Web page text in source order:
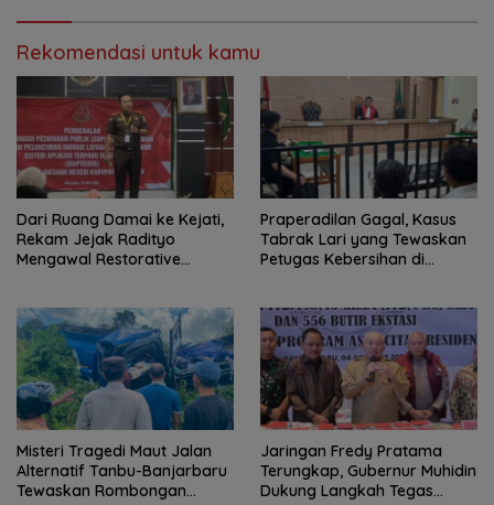
Rekomendasi untuk kamu
Dari Ruang Damai ke Kejati,
Rekam Jejak Radityo
Mengawal Restorative
Praperadilan Gagal, Kasus
Tabrak Lari yang Tewaskan
Petugas Kebersihan di
Misteri Tragedi Maut Jalan
Alternatif Tanbu-Banjarbaru
Tewaskan Rombongan
Jaringan Fredy Pratama
Terungkap, Gubernur Muhidin
Dukung Langkah Tegas